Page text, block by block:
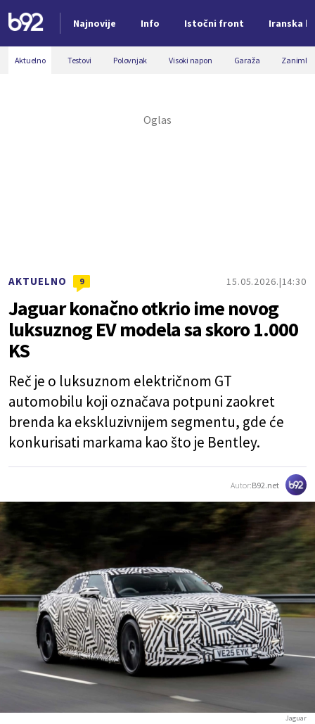
Najnovije Info Istočni front Iranska
Nova vest
Aktuelno Testovi Polovnjak Visoki napon Garaža
AKTUELNO 9 15.05.2026. 14:30
Jaguar konačno otkrio ime novog
luksuznog EV modela sa skoro 1.000
KS
Reč je o luksuznom električnom GT
automobilu koji označava potpuni zaokret
brenda ka ekskluzivnijem segmentu, gde će
konkurisati markama kao što je Bentley.
Autor:B92.net
Jaguar